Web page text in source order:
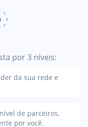
por 3 níveis:
da sua rede e
de parceiros,
por você.